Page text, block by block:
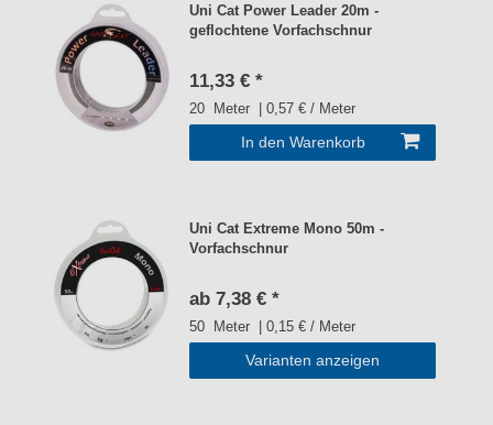
Uni Cat Power Leader 20m -
geflochtene Vorfachschnur
11,33 € *
20 Meter | 0,57 € / Meter
In den Warenkorb
Uni Cat Extreme Mono 50m -
Vorfachschnur
ab 7,38 € *
50 Meter | 0,15 € / Meter
Varianten anzeigen